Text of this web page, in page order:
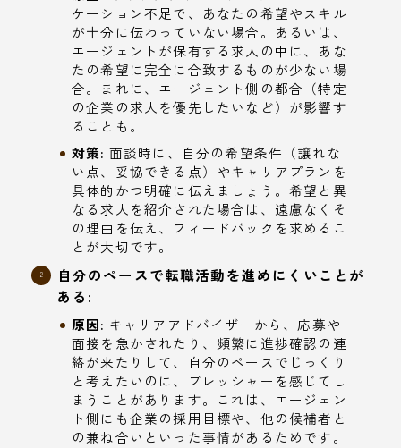
ケーション不足で、あなたの希望やスキル
が十分に伝わっていない場合。あるいは、
エージェントが保有する求人の中に、あな
たの希望に完全に合致するものが少ない場
合。まれに、エージェント側の都合（特定
の企業の求人を優先したいなど）が影響す
ることも。
対策: 面談時に、自分の希望条件（譲れな
い点、妥協できる点）やキャリアプランを
具体的かつ明確に伝えましょう。希望と異
なる求人を紹介された場合は、遠慮なくそ
の理由を伝え、フィードバックを求めるこ
とが大切です。
自分のペースで転職活動を進めにくいことが
ある:
原因: キャリアアドバイザーから、応募や
面接を急かされたり、頻繁に進捗確認の連
絡が来たりして、自分のペースでじっくり
と考えたいのに、プレッシャーを感じてし
まうことがあります。これは、エージェン
ト側にも企業の採用目標や、他の候補者と
の兼ね合いといった事情があるためです。